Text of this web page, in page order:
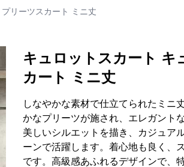
リーツスカート ミニ丈
キュロットスカート キ
カート ミニ丈
しなやかな素材で仕立てられたミニ
かなプリーツが施され、エレガント
美しいシルエットを描き、カジュア
ーンで活躍します。着心地も良く、
です。高級感あふれるデザインで、